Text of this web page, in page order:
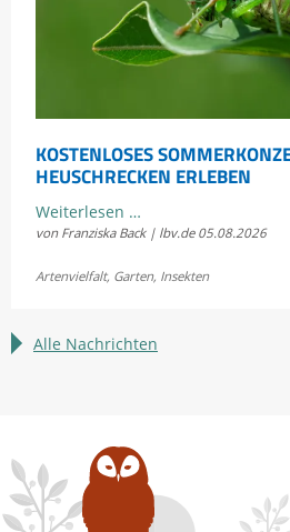
KOSTENLOSES
HEUSCHRECKEN ERLEBEN
Weiterlesen …
Sommerkonzert:
Bayerns
erleben
von Franziska Back | lbv.de 05.08.2026
Artenvielfalt, Garten, Insekten
Alle Nachrichten